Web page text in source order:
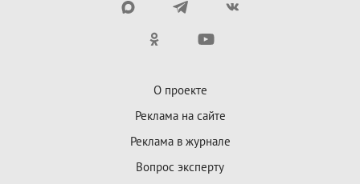
О проекте
Реклама на сайте
Реклама в журнале
Вопрос эксперту